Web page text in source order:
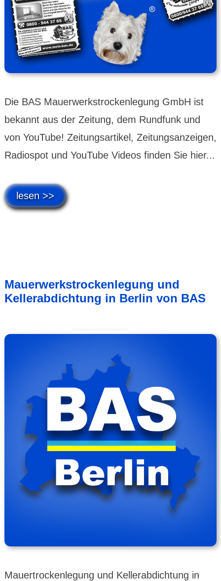
Die BAS Mauerwerkstrockenlegung GmbH ist
bekannt aus der Zeitung, dem Rundfunk und
von YouTube! Zeitungsartikel, Zeitungsanzeigen,
Radiospot und YouTube Videos finden Sie hier...
lesen >>
Mauerwerkstrockenlegung und
Kellerabdichtung in Berlin von BAS
Mauer­trocken­legung und Keller­abdich­tung in